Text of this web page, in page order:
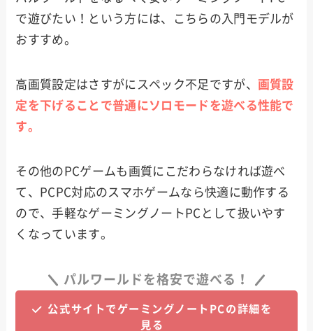
で遊びたい！という方には、こちらの入門モデルが
おすすめ。
高画質設定はさすがにスペック不足ですが、 画質設
定を下げることで普通にソロモードを遊べる性能で
す。
その他のPCゲームも画質にこだわらなければ遊べ
て、PCPC対応のスマホゲームなら快適に動作する
ので、手軽なゲーミングノートPCとして扱いやす
くなっています。
パルワールドを格安で遊べる！
公式サイトでゲーミングノートPCの詳細を
見る